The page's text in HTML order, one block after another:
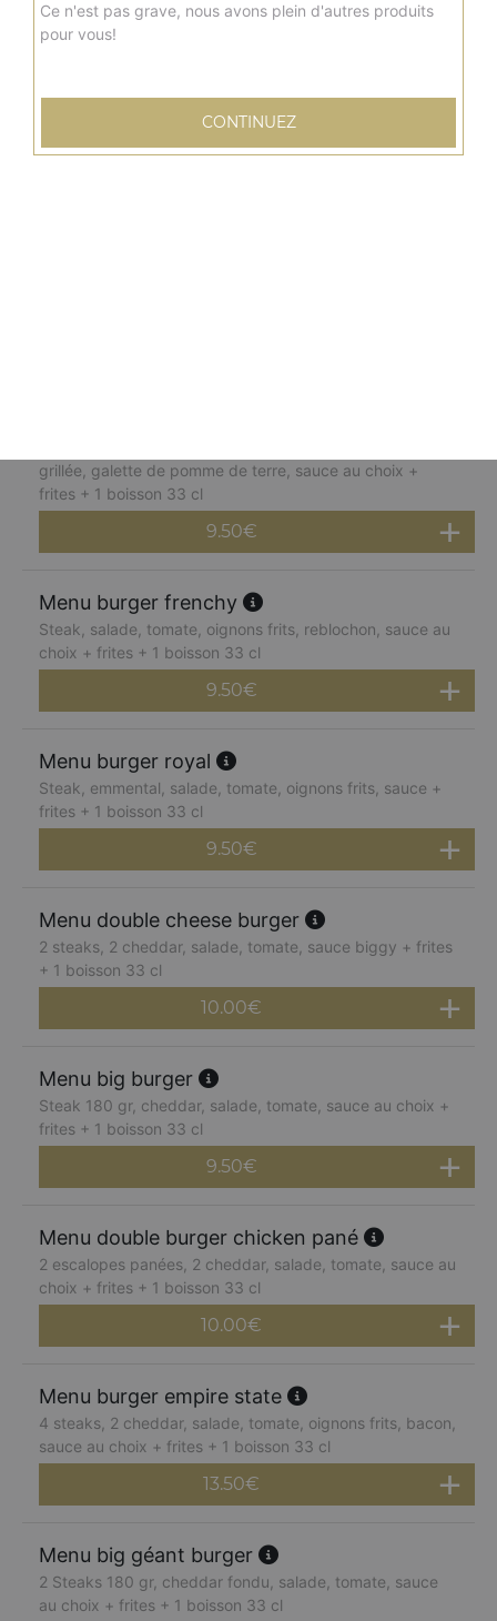
8.50€
au choix + frites + 1 boisson 33 cl
grillée, galette de pomme de terre, sauce au choix +
frites + 1 boisson 33 cl
9.50€
Menu burger frenchy
Steak, salade, tomate, oignons frits, reblochon, sauce au
choix + frites + 1 boisson 33 cl
9.50€
Menu burger royal
Steak, emmental, salade, tomate, oignons frits, sauce +
frites + 1 boisson 33 cl
9.50€
Menu double cheese burger
2 steaks, 2 cheddar, salade, tomate, sauce biggy + frites
+ 1 boisson 33 cl
10.00€
Menu big burger
Steak 180 gr, cheddar, salade, tomate, sauce au choix +
frites + 1 boisson 33 cl
9.50€
Menu double burger chicken pané
2 escalopes panées, 2 cheddar, salade, tomate, sauce au
choix + frites + 1 boisson 33 cl
10.00€
Menu burger empire state
4 steaks, 2 cheddar, salade, tomate, oignons frits, bacon,
sauce au choix + frites + 1 boisson 33 cl
13.50€
Menu big géant burger
2 Steaks 180 gr, cheddar fondu, salade, tomate, sauce
au choix + frites + 1 boisson 33 cl
Ce n'est pas grave, nous avons plein d'autres produits
pour vous!
CONTINUEZ